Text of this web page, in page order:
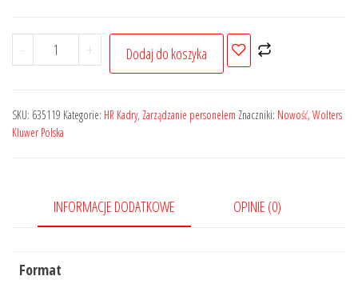
-
ilość
Mentoring.
i
dobre
+ Dodaj do koszyka
SKU: 635119 Kategorie: HR Kadry, Zarządzanie personelem Znaczniki: Nowość, Wolters
Kluwer Polska
INFORMACJE DODATKOWE OPINIE (0)
Format